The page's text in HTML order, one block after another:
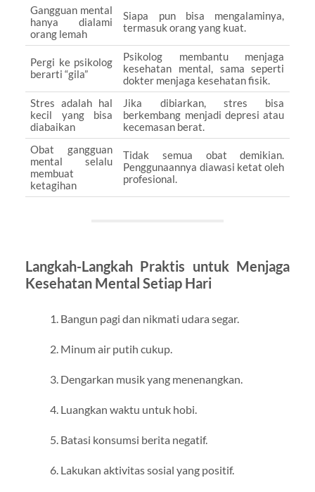
Gangguan mental
hanya dialami
orang lemah
Siapa pun bisa mengalaminya,
termasuk orang yang kuat.
Pergi ke psikolog
berarti “gila”
Psikolog membantu menjaga
kesehatan mental, sama seperti
dokter menjaga kesehatan fisik.
Stres adalah hal
kecil yang bisa
diabaikan
Jika dibiarkan, stres bisa
berkembang menjadi depresi atau
kecemasan berat.
Obat gangguan
mental selalu
membuat
ketagihan
Tidak semua obat demikian.
Penggunaannya diawasi ketat oleh
profesional.
Langkah-Langkah Praktis untuk Menjaga
Kesehatan Mental Setiap Hari
Bangun pagi dan nikmati udara segar.
Minum air putih cukup.
Dengarkan musik yang menenangkan.
Luangkan waktu untuk hobi.
Batasi konsumsi berita negatif.
Lakukan aktivitas sosial yang positif.